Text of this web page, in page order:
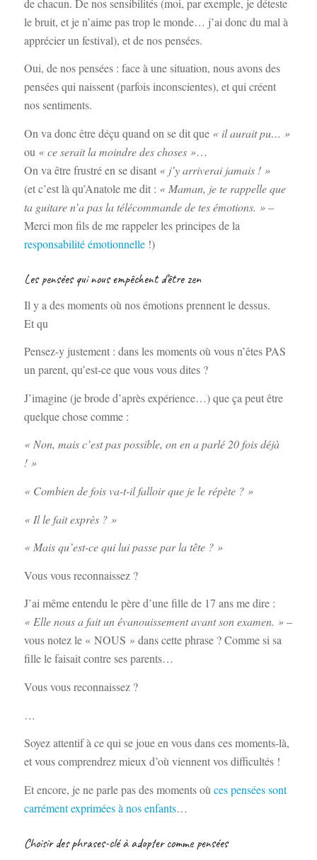
de chacun. De nos sensibilités (moi, par exemple, je déteste
le bruit, et je n’aime pas trop le monde… j’ai donc du mal à
apprécier un festival), et de nos pensées.
Oui, de nos pensées : face à une situation, nous avons des
pensées qui naissent (parfois inconscientes), et qui créent
nos sentiments.
On va donc être déçu quand on se dit que « il aurait pu… »
ou « ce serait la moindre des choses »…
On va être frustré en se disant « j’y arriverai jamais ! »
(et c’est là qu’Anatole me dit : « Maman, je te rappelle que
ta guitare n’a pas la télécommande de tes émotions. »–
Merci mon fils de me rappeler les principes de la
responsabilité émotionnelle!)
Les pensées qui nous empêchent d’être zen
Il y a des moments où nos émotions prennent le dessus.
Et qu
Pensez-y justement : dans les moments où vous n’êtes PAS
un parent, qu’est-ce que vous vous dites ?
J’imagine (je brode d’après expérience…) que ça peut être
quelque chose comme :
« Non, mais c’est pas possible, on en a parlé 20 fois déjà
! »
« Combien de fois va-t-il falloir que je le répète ? »
« Il le fait exprès ? »
« Mais qu’est-ce qui lui passe par la tête ? »
Vous vous reconnaissez ?
J’ai même entendu le père d’une fille de 17 ans me dire :
« Elle nous a fait un évanouissement avant son examen. »–
vous notez le « NOUS » dans cette phrase ? Comme si sa
fille le faisait contre ses parents…
Vous vous reconnaissez ?
…
Soyez attentif à ce qui se joue en vous dans ces moments-là,
et vous comprendrez mieux d’où viennent vos difficultés !
Et encore, je ne parle pas des moments où ces pensées sont
carrément exprimées à nos enfants…
Choisir des phrases-clé à adopter comme pensées